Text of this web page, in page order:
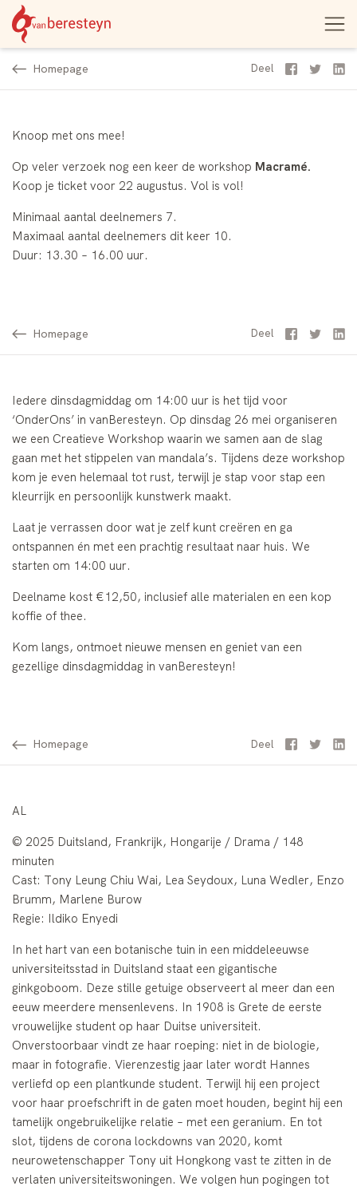
Navigatie
overslaan
Theater
vanBeresteyn
Open
Homepage Deel Facebook
Twitter
Knoop met ons mee!
Op veler verzoek nog een keer de workshop Macramé.
Koop je ticket voor 22 augustus. Vol is vol!
Minimaal aantal deelnemers 7.
Maximaal aantal deelnemers dit keer 10.
Duur: 13.30 – 16.00 uur.
Homepage Deel Facebook
Twitter
Iedere dinsdagmiddag om 14:00 uur is het tijd voor
‘OnderOns’ in vanBeresteyn. Op dinsdag 26 mei organiseren
we een Creatieve Workshop waarin we samen aan de slag
gaan met het stippelen van mandala’s. Tijdens deze workshop
kom je even helemaal tot rust, terwijl je stap voor stap een
kleurrijk en persoonlijk kunstwerk maakt.
Laat je verrassen door wat je zelf kunt creëren en ga
ontspannen én met een prachtig resultaat naar huis. We
starten om 14:00 uur.
Deelname kost €12,50, inclusief alle materialen en een kop
koffie of thee.
Kom langs, ontmoet nieuwe mensen en geniet van een
gezellige dinsdagmiddag in vanBeresteyn!
Homepage Deel Facebook
Twitter
AL
© 2025 Duitsland, Frankrijk, Hongarije / Drama / 148
minuten
Cast: Tony Leung Chiu Wai, Lea Seydoux, Luna Wedler, Enzo
Brumm, Marlene Burow
Regie: Ildiko Enyedi
In het hart van een botanische tuin in een middeleeuwse
universiteitsstad in Duitsland staat een gigantische
ginkgoboom. Deze stille getuige observeert al meer dan een
eeuw meerdere mensenlevens. In 1908 is Grete de eerste
vrouwelijke student op haar Duitse universiteit.
Onverstoorbaar vindt ze haar roeping: niet in de biologie,
maar in fotografie. Vierenzestig jaar later wordt Hannes
verliefd op een plantkunde student. Terwijl hij een project
voor haar proefschrift in de gaten moet houden, begint hij een
tamelijk ongebruikelijke relatie – met een geranium. En tot
slot, tijdens de corona lockdowns van 2020, komt
neurowetenschapper Tony uit Hongkong vast te zitten in de
verlaten universiteitswoningen. We volgen hun pogingen tot